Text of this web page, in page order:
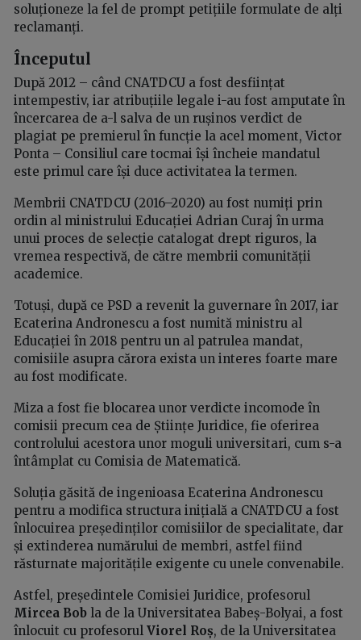
soluționeze la fel de prompt petițiile formulate de alți
reclamanți.
Începutul
După 2012 – când CNATDCU a fost desființat
intempestiv, iar atribuțiile legale i-au fost amputate în
încercarea de a-l salva de un rușinos verdict de
plagiat pe premierul în funcție la acel moment, Victor
Ponta – Consiliul care tocmai își încheie mandatul
este primul care își duce activitatea la termen.
Membrii CNATDCU (2016–2020) au fost numiți prin
ordin al ministrului Educației Adrian Curaj în urma
unui proces de selecție catalogat drept riguros, la
vremea respectivă, de către membrii comunității
academice.
Totuși, după ce PSD a revenit la guvernare în 2017, iar
Ecaterina Andronescu a fost numită ministru al
Educației în 2018 pentru un al patrulea mandat,
comisiile asupra cărora exista un interes foarte mare
au fost modificate.
Miza a fost fie blocarea unor verdicte incomode în
comisii precum cea de Științe Juridice, fie oferirea
controlului acestora unor moguli universitari, cum s-a
întâmplat cu Comisia de Matematică.
Soluția găsită de ingenioasa Ecaterina Andronescu
pentru a modifica structura inițială a CNATDCU a fost
înlocuirea președinților comisiilor de specialitate, dar
și extinderea numărului de membri, astfel fiind
răsturnate majoritățile exigente cu unele convenabile.
Astfel, președintele Comisiei Juridice, profesorul
Mircea Bob la de la Universitatea Babeș-Bolyai, a fost
înlocuit cu profesorul Viorel Roș, de la Universitatea